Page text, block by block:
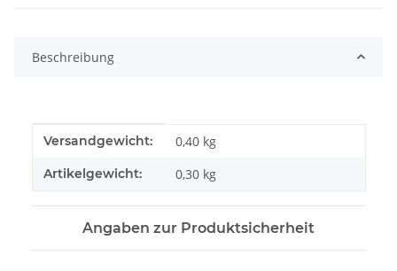
Beschreibung
Produkteigenschaft
Wert
Versandgewicht: 0,40 kg
Artikelgewicht: 0,30 kg
Angaben zur Produktsicherheit